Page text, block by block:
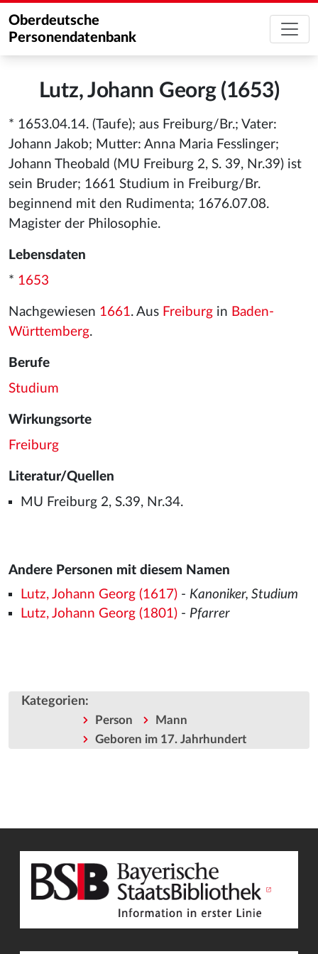
Oberdeutsche
Personendatenbank
Lutz, Johann Georg (1653)
* 1653.04.14. (Taufe); aus Freiburg/Br.; Vater:
Johann Jakob; Mutter: Anna Maria Fesslinger;
Johann Theobald (MU Freiburg 2, S. 39, Nr.39) ist
sein Bruder; 1661 Studium in Freiburg/Br.
beginnend mit den Rudimenta; 1676.07.08.
Magister der Philosophie.
Lebensdaten
* 1653
Nachgewiesen 1661. Aus Freiburg in Baden-
Württemberg.
Berufe
Studium
Wirkungsorte
Freiburg
Literatur/Quellen
MU Freiburg 2, S.39, Nr.34.
Andere Personen mit diesem Namen
Lutz, Johann Georg (1617)- Kanoniker, Studium
Lutz, Johann Georg (1801)- Pfarrer
Kategorien:
Person
Mann
Geboren im 17. Jahrhundert